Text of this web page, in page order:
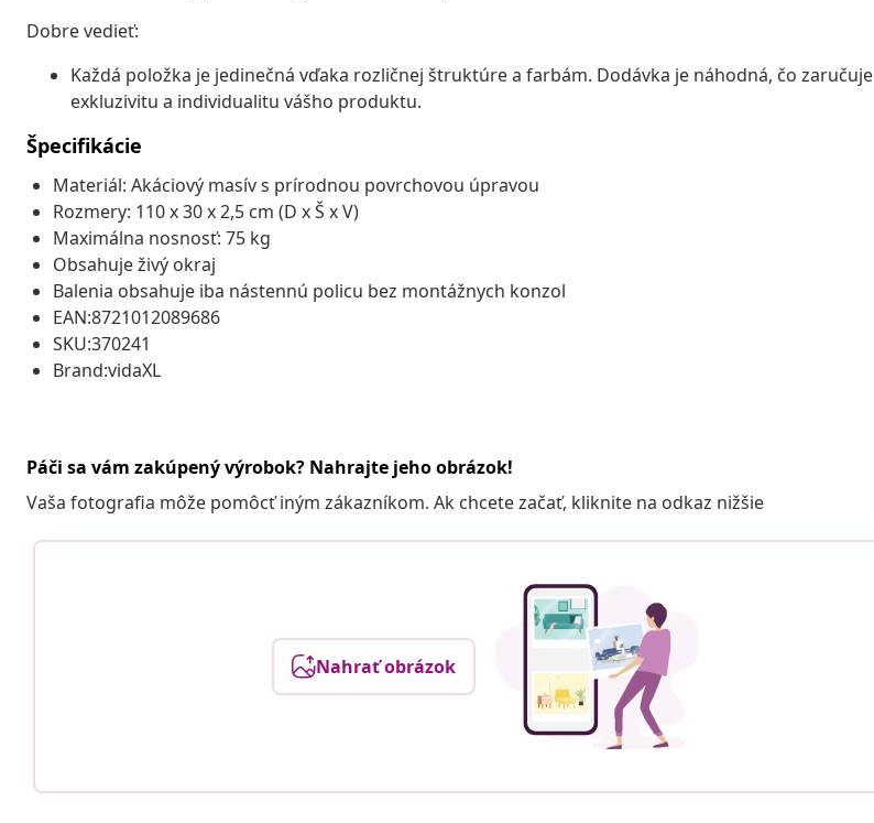
Dobre vedieť:
Každá položka je jedinečná vďaka rozličnej štruktúre a farbám. Dodávka je náhodná, čo zaručuje
exkluzivitu a individualitu vášho produktu.
Špecifikácie
Materiál: Akáciový masív s prírodnou povrchovou úpravou
Rozmery: 110 x 30 x 2,5 cm (D x Š x V)
Maximálna nosnosť: 75 kg
Obsahuje živý okraj
Balenia obsahuje iba nástennú policu bez montážnych konzol
EAN:8721012089686
SKU:370241
Brand:vidaXL
Páči sa vám zakúpený výrobok? Nahrajte jeho obrázok!
Vaša fotografia môže pomôcť iným zákazníkom. Ak chcete začať, kliknite na odkaz nižšie
Nahrať obrázok